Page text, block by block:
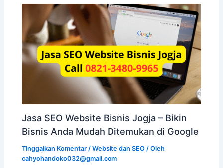
Jasa SEO Website Bisnis Jogja – Bikin
Bisnis Anda Mudah Ditemukan di Google
Tinggalkan Komentar /Website dan SEO / Oleh
cahyohandoko032@gmail.com